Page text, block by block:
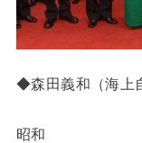
◆森田義和（海上
昭和